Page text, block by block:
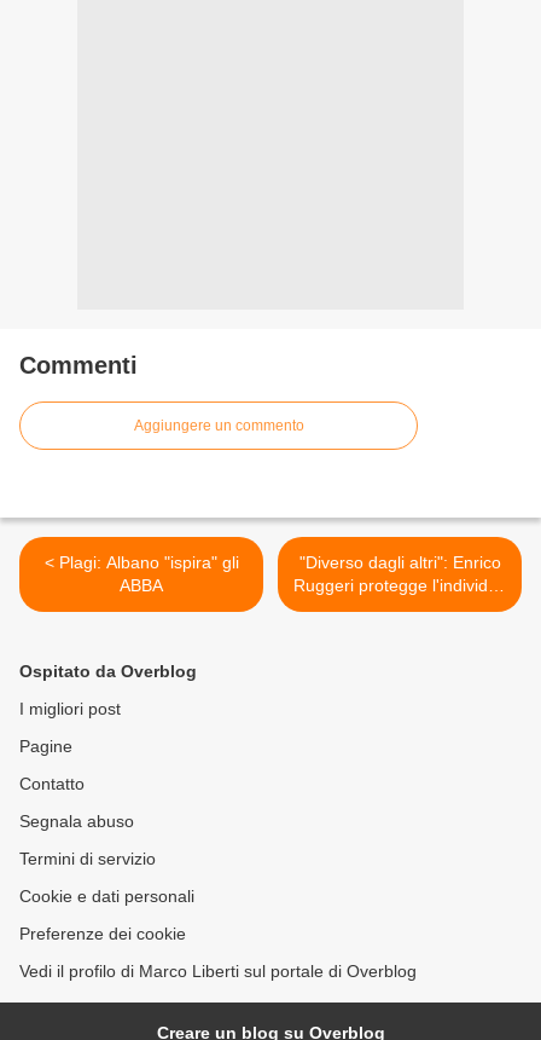
Commenti
Aggiungere un commento
< Plagi: Albano "ispira" gli
ABBA
"Diverso dagli altri": Enrico
Ruggeri protegge l'individuo
>
Ospitato da Overblog
I migliori post
Pagine
Contatto
Segnala abuso
Termini di servizio
Cookie e dati personali
Preferenze dei cookie
Vedi il profilo di Marco Liberti sul portale di Overblog
Creare un blog su Overblog